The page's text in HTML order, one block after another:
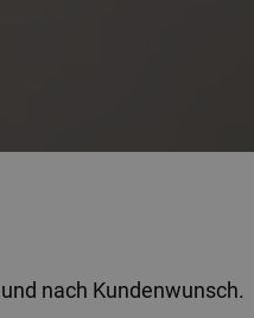
nach Kundenwunsch.